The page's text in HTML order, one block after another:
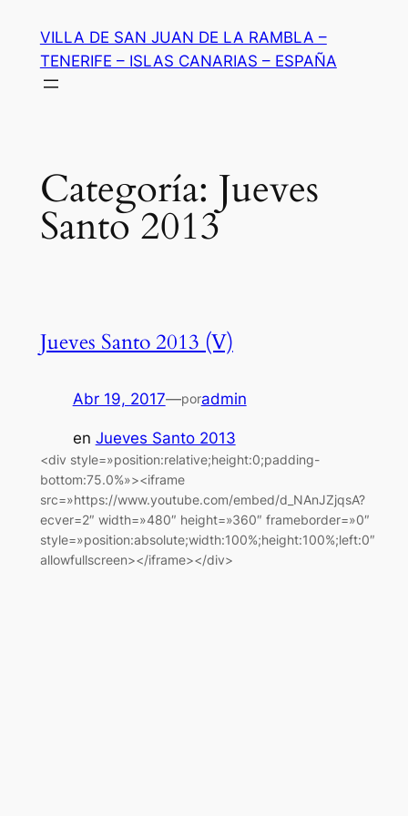
contenido
VILLA DE SAN JUAN DE LA RAMBLA –
TENERIFE – ISLAS CANARIAS – ESPAÑA
Categoría: Jueves
Santo 2013
Jueves Santo 2013 (V)
Abr 19, 2017—poradmin
en Jueves Santo 2013
<div style=»position:relative;height:0;padding-
bottom:75.0%»><iframe
src=»https://www.youtube.com/embed/d_NAnJZjqsA?
ecver=2″ width=»480″ height=»360″ frameborder=»0″
style=»position:absolute;width:100%;height:100%;left:0″
allowfullscreen></iframe></div>